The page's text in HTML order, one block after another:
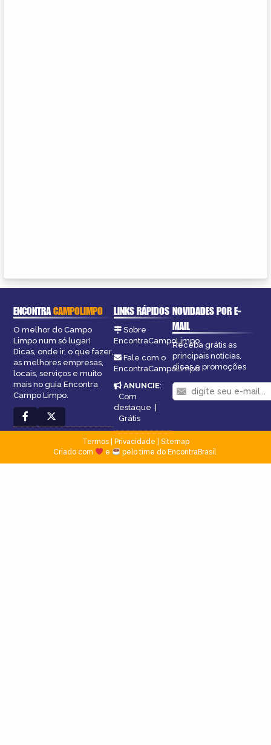
ENCONTRACAMPOLIMPO
O melhor do Campo
Limpo num só lugar!
Dicas, onde ir, o que fazer,
as melhores empresas,
locais, serviços e muito
mais no guia Encontra
Campo Limpo.
LINKS RÁPIDOS
Sobre
EncontraCampoLimpo
Fale com o
EncontraCampoLimpo
ANUNCIE:
Com
destaque
Grátis
NOVIDADES POR E-
MAIL
Receba grátis as
principais notícias,
dicas e promoções
Termos| Privacidade
Sitemap
Criado com
e pelo time do EncontraBrasil